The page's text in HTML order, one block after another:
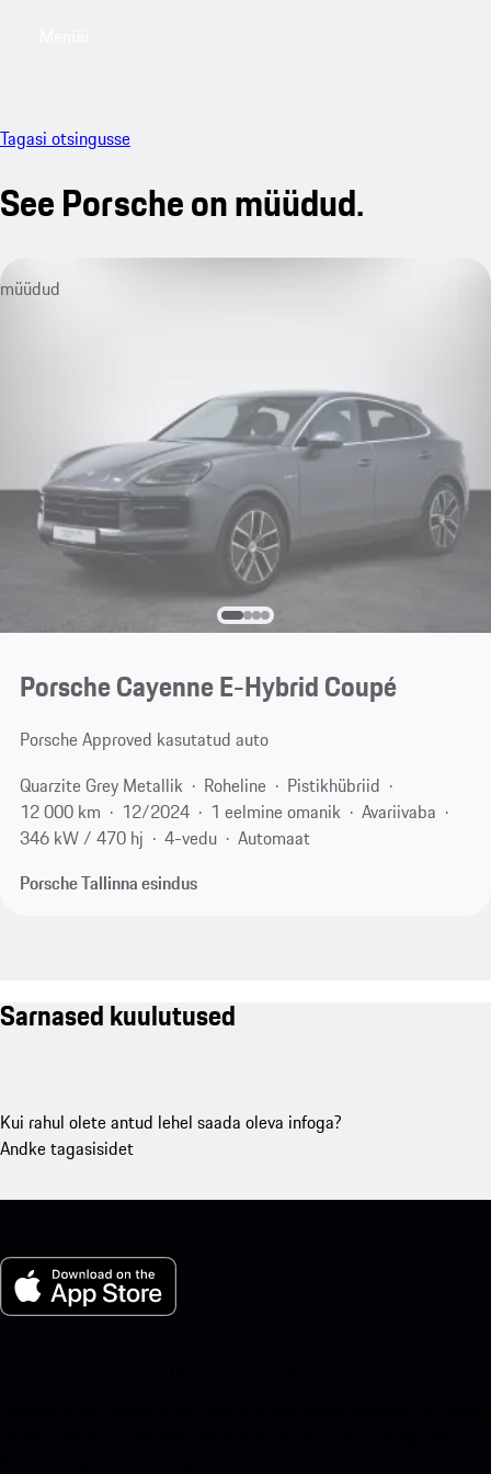
Tagasi otsingusse
See Porsche on müüdud.
müüdud
Porsche Cayenne E-Hybrid Coupé
Porsche Approved kasutatud auto
Quarzite Grey Metallik
Roheline
Pistikhübriid
12 000 km
12/2024 1 eelmine omanik
Avariivaba
346 kW / 470 hj
4-vedu
Automaat
Porsche Tallinna esindus
Sarnased kuulutused
Kui rahul olete antud lehel saada oleva infoga?
Andke tagasisidet